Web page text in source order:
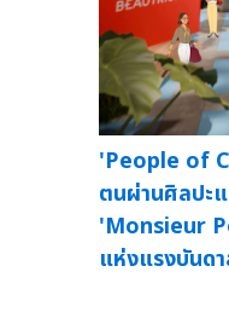
'People of
ตนผ่านศิลปะ
'Monsieur
แห่งแรงบันดา